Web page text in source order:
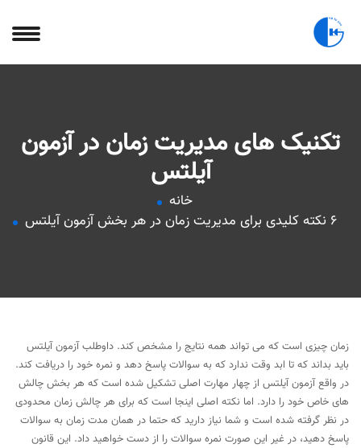
تکنیک های مدیریت زمان در آزمون
آیلتس
خانه
6 نکته کلیدی برای مدیریت زمان در هر بخش آزمون آیلتس
زمان چیزی است که می تواند همه نتایج را مشخص کند. داوطلب آزمون آیلتس
باید بداند که تا ابد وقت ندارد که به سوالات پاسخ دهد و نمره خود را دریافت کند.
در واقع آزمون آیلتس از چهار مهارت اصلی تشکیل شده است که هر بخش چالش
های خاص خود را دارد. اما نکته اصلی اینجا است که برای هر چالش زمان محدودی
در نظر گرفته شده است و شما نیاز دارید که حتما در همان مدت زمان به سوالات
پاسخ دهید، در غیر این صورت نمره سوالات را از دست خواهید داد. این قانون